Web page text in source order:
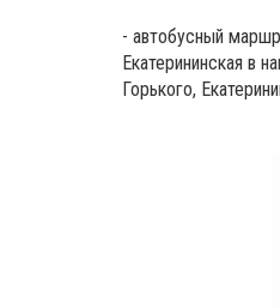
- автобусный
Екатерининская в
Горького,